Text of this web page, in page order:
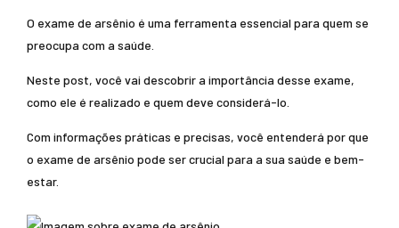
O exame de arsênio é uma ferramenta essencial para quem se
preocupa com a saúde.
Neste post, você vai descobrir a importância desse exame,
como ele é realizado e quem deve considerá-lo.
Com informações práticas e precisas, você entenderá por que
o exame de arsênio pode ser crucial para a sua saúde e bem-
estar.